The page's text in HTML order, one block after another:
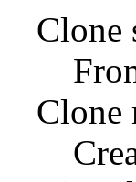
Clone
Clone